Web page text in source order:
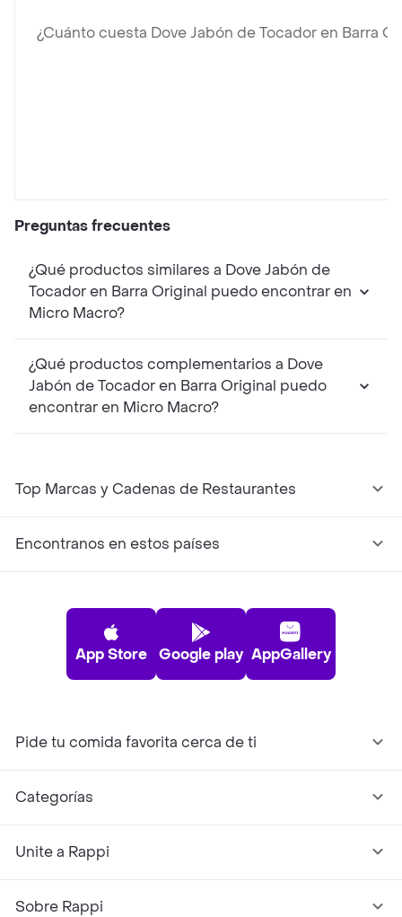
¿Cuánto cuesta Dove Jabón de Tocador en Barra
Preguntas frecuentes
¿Qué productos similares a Dove Jabón de
Tocador en Barra Original puedo encontrar en
Micro Macro?
¿Qué productos complementarios a Dove
Jabón de Tocador en Barra Original puedo
encontrar en Micro Macro?
Top Marcas y Cadenas de Restaurantes
Encontranos en estos países
App Store Google play AppGallery
Pide tu comida favorita cerca de ti
Categorías
Unite a Rappi
Sobre Rappi